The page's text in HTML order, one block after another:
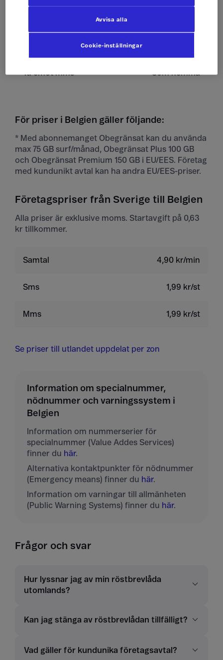
Ta emot mms Som hemma
För priser i Belgien gäller följande:
* Med abonnemanget Obegränsat kan du använda
max 75 GB surf/månad, Obegränsat Plus 100 GB
och Obegränsat Premium 150 GB i EU/EES. Företag
med kundunikt avtal kan ha andra EU/EES-priser.
Företagspriser från Sverige till Belgien
Alla priser är exklusive moms. Startavgift på 0,63
kr tillkommer.
Samtal 4,90 kr/min
Sms 1,99 kr/st
Mms 1,99 kr/st
Se priser till utlandet uppdelat per zon
Information om specialnummer,
nödnummer och varningssystem i
Belgien
Information om nummerserier för
specialnummer (Value Addes Services)
finner du här.
Alternativa kontaktpunkter för nödnummer
(Emergency means) finner du här.
Information om varningar till allmänheten
(Public Warning Systems) finner du här.
Frågor och svar
Hur lyssnar jag av min röstbrevlåda
utomlands?
Kan jag stänga av röstbrevlådan tillfälligt?
Vad gäller för kundunika företagsavtal?
Cookie-inställningar
Avvisa alla